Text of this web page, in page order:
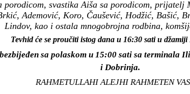
porodicom, svastika Aiša sa porodicom, prijatelj
Ademović, Koro, Čaušević, Hodžić, Bašić,
Lindov, kao i ostala mnogobrojna rodbina,
Tevhid će se proučiti istog dana u 16:30 sati u
sa polaskom u 15:00 sati sa terminala
i Dobrinja.
RAHMETULLAHI ALEJHI RAHMETEN